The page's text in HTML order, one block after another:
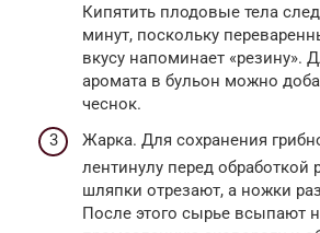
Кипятить плодовые тела
минут, поскольку
вкусу напоминает «резину».
аромата в бульон можно
чеснок.
Жарка. Для сохранения
лентинулу перед обработкой
шляпки отрезают, а ножки
После этого сырье всыпают